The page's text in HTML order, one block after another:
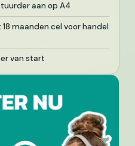
aan op A4
maanden cel voor handel
van start